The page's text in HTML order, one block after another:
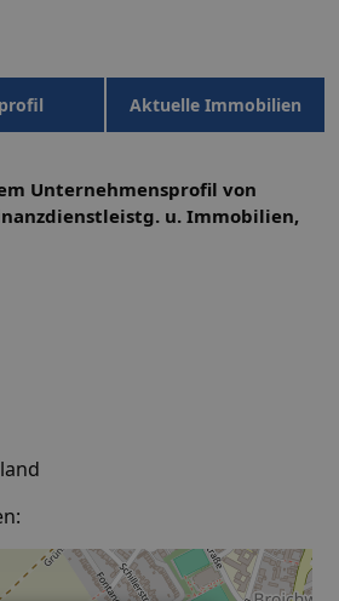
Aktuelle Immobilien
Unternehmensprofil von
u. Immobilien,